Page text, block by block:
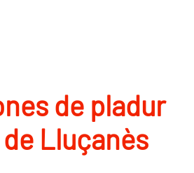
de pladur
Lluçanès